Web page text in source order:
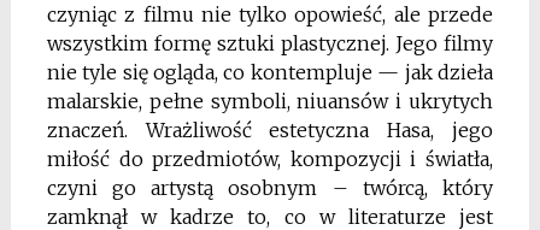
czyniąc z filmu nie tylko opowieść, ale przede
wszystkim formę sztuki plastycznej. Jego filmy
nie tyle się ogląda, co kontempluje — jak dzieła
malarskie, pełne symboli, niuansów i ukrytych
znaczeń. Wrażliwość estetyczna Hasa, jego
miłość do przedmiotów, kompozycji i światła,
czyni go artystą osobnym – twórcą, który
zamknął w kadrze to, co w literaturze jest